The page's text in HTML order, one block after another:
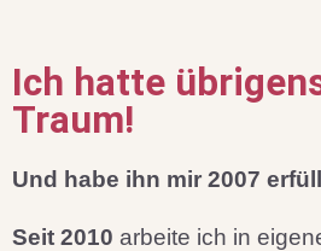
Ich hatte
Traum!
Und habe ihn mir 2007
Seit 2010 arbeite ich in